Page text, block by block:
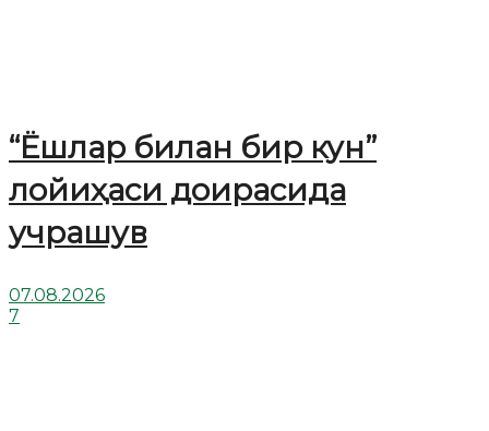
“Ёшлар билан бир кун”
лойиҳаси доирасида
учрашув
07.08.2026
7